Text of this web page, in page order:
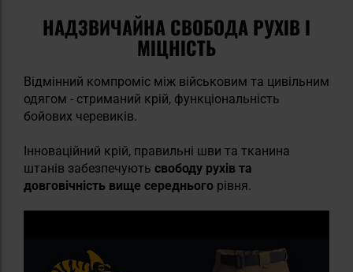
НАДЗВИЧАЙНА СВОБОДА РУХІВ І
МІЦНІСТЬ
Відмінний компроміс між військовим та цивільним
одягом - стриманий крій, функціональність
бойових черевиків.
Інноваційний крій, правильні шви та тканина
штанів забезпечують свободу рухів та
довговічність вище середнього рівня.